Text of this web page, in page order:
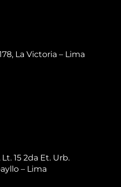
La Victoria – Lima
15 2da Et. Urb.
– Lima